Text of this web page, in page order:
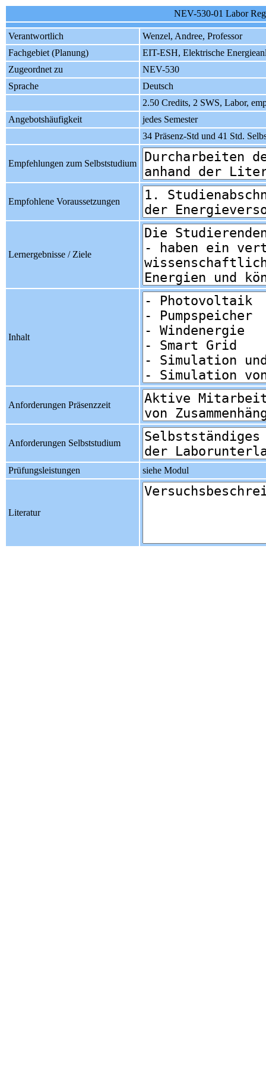
NEV-530-01 Labor
Verantwortlich
Wenzel, Andree, Professor
Fachgebiet (Planung)
EIT-ESH, Elektrische
Zugeordnet zu
NEV-530
Sprache
Deutsch
2.50 Credits, 2 SWS, Labor,
Angebotshäufigkeit
jedes Semester
34 Präsenz-Std und 41 Std.
Empfehlungen zum Selbststudium
Empfohlene Voraussetzungen
Lernergebnisse / Ziele
Inhalt
Anforderungen Präsenzzeit
Anforderungen Selbststudium
Prüfungsleistungen siehe Modul
Literatur